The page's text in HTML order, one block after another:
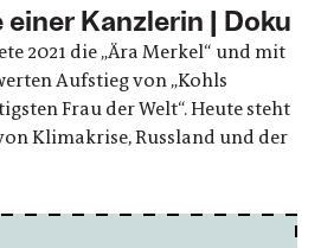
Kanzlerin | Doku
2021 die „Ära Merkel“ und mit
Aufstieg von „Kohls
Frau der Welt“. Heute steht
Klimakrise, Russland und der